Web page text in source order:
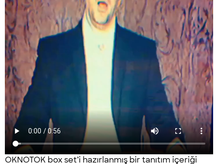
OKNOTOK box set’i hazırlanmış bir tanıtım içeriği